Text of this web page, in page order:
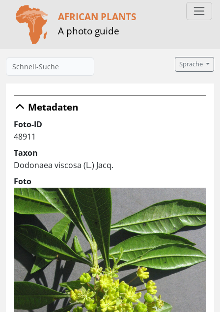
AFRICAN PLANTS
A photo guide
Sprache
Metadaten
Foto-ID
48911
Taxon
Dodonaea viscosa (L.) Jacq.
Foto